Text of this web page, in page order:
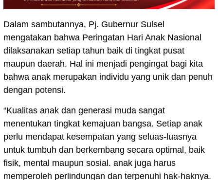
Dalam sambutannya, Pj. Gubernur Sulsel
mengatakan bahwa Peringatan Hari Anak Nasional
dilaksanakan setiap tahun baik di tingkat pusat
maupun daerah. Hal ini menjadi pengingat bagi kita
bahwa anak merupakan individu yang unik dan penuh
dengan potensi.
“Kualitas anak dan generasi muda sangat
menentukan tingkat kemajuan bangsa. Setiap anak
perlu mendapat kesempatan yang seluas-luasnya
untuk tumbuh dan berkembang secara optimal, baik
fisik, mental maupun sosial. anak juga harus
memperoleh perlindungan dan terpenuhi hak-haknya.